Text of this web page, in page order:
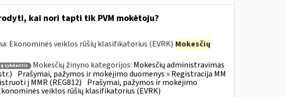
kai nori tapti tik PVM mokėtoju?
Ekonominės veiklos rūšių klasifikatorius (EVRK) Mokesčių
vykdantis Mokesčių žinyno kategorijos: Mokesčių administravimas
Prašymai, pažymos ir mokėjimo duomenys » Registracija MM
į MMR (REG812) Prašymai, pažymos ir mokėjimo
veiklos rūšių klasifikatorius (EVRK)